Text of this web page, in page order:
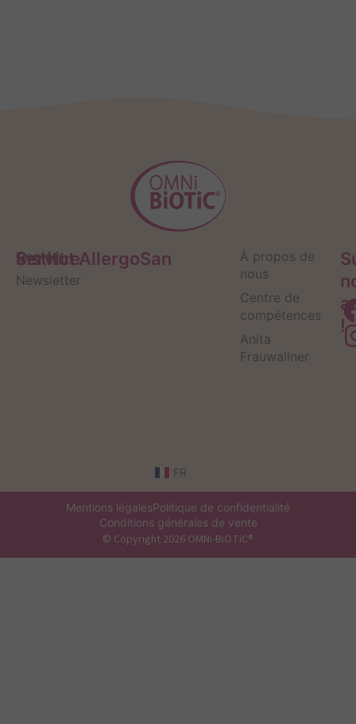
Service
Contact
Newsletter
Institut AllergoSan
À propos de
nous
Centre de
compétences
Anita
Frauwallner
!
FR
Mentions légalesPolitique de confidentialité
Conditions générales de vente
© Copyright 2026 OMNi-BiOTiC®